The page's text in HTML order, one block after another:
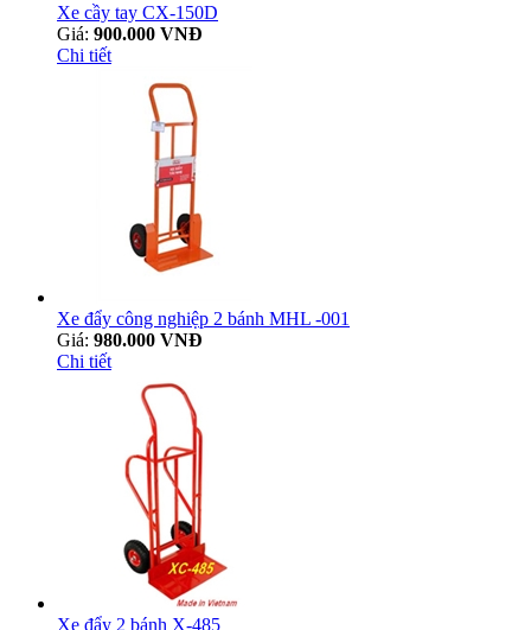
Xe cầy tay CX-150D
Giá: 900.000 VNĐ
Chi tiết
Xe đẩy công nghiệp 2 bánh MHL -001
Giá: 980.000 VNĐ
Chi tiết
Xe đẩy 2 bánh X-485